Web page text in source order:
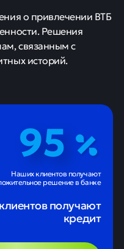
о привлечении ВТБ
Решения
связанным с
историй.
95
Наших клиентов получают
решение в банке
получают
кредит